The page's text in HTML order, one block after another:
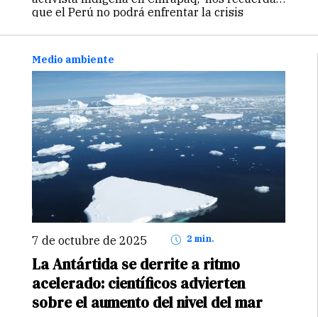
que el Perú no podrá enfrentar la crisis
de sus pueblos indígenas u originarios como…
Continuar
Medio ambiente
7 de octubre de 2025 2 min.
La Antártida se derrite a ritmo
acelerado: científicos advierten
sobre el aumento del nivel del mar